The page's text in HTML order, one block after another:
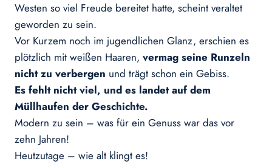
Westen so viel Freude bereitet hatte, scheint veraltet
geworden zu sein.
Vor Kurzem noch im jugendlichen Glanz, erschien es
plötzlich mit weißen Haaren, vermag seine Runzeln
nicht zu verbergen und trägt schon ein Gebiss.
Es fehlt nicht viel, und es landet auf dem
Müllhaufen der Geschichte.
Modern zu sein – was für ein Genuss war das vor
zehn Jahren!
Heutzutage – wie alt klingt es!